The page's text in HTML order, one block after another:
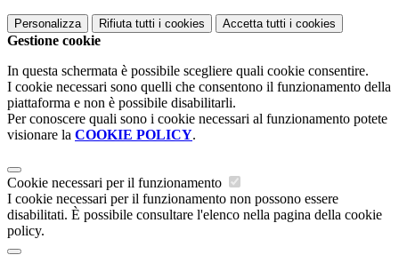
Personalizza Rifiuta tutti i cookies Accetta tutti i cookies
Gestione cookie
In questa schermata è possibile scegliere quali cookie consentire.
I cookie necessari sono quelli che consentono il funzionamento della
piattaforma e non è possibile disabilitarli.
Per conoscere quali sono i cookie necessari al funzionamento potete
visionare la COOKIE POLICY.
Cookie necessari per il funzionamento
I cookie necessari per il funzionamento non possono essere
disabilitati. È possibile consultare l'elenco nella pagina della cookie
policy.